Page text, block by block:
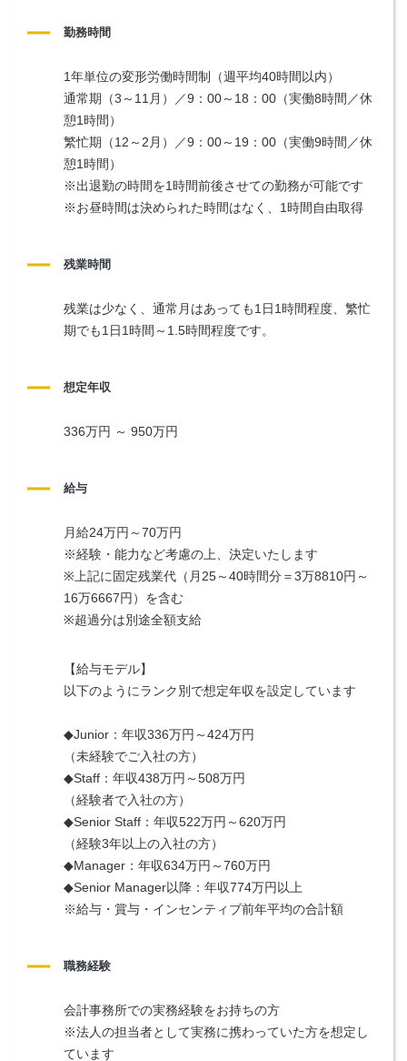
勤務時間
1年単位の変形労働時間制（週平均40時間以内）
通常期（3～11月）／9：00～18：00（実働8時間／休
憩1時間）
繁忙期（12～2月）／9：00～19：00（実働9時間／休
憩1時間）
※出退勤の時間を1時間前後させての勤務が可能です
※お昼時間は決められた時間はなく、1時間自由取得
残業時間
残業は少なく、通常月はあっても1日1時間程度、繁忙
期でも1日1時間～1.5時間程度です。
想定年収
336万円 ～ 950万円
給与
月給24万円～70万円
※経験・能力など考慮の上、決定いたします
※上記に固定残業代（月25～40時間分＝3万8810円～
16万6667円）を含む
※超過分は別途全額支給
【給与モデル】
以下のようにランク別で想定年収を設定しています
◆Junior：年収336万円～424万円
（未経験でご入社の方）
◆Staff：年収438万円～508万円
（経験者で入社の方）
◆Senior Staff：年収522万円～620万円
（経験3年以上の入社の方）
◆Manager：年収634万円～760万円
◆Senior Manager以降：年収774万円以上
※給与・賞与・インセンティブ前年平均の合計額
職務経験
会計事務所での実務経験をお持ちの方
※法人の担当者として実務に携わっていた方を想定し
ています